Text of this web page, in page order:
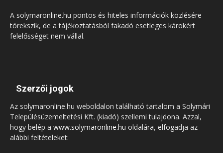
A solymaronline.hu pontos és hiteles információk közlésére
törekszik, de a tájékoztatásból fakadó esetleges károkért
felelősséget nem vállal.
Szerzői jogok
Az solymaronline.hu weboldalon található tartalom a Solymári
Településüzemeltetési Kft. (kiadó) szellemi tulajdona. Azzal,
hogy belép a www.solymaronline.hu oldalára, elfogadja az
alábbi feltételeket: